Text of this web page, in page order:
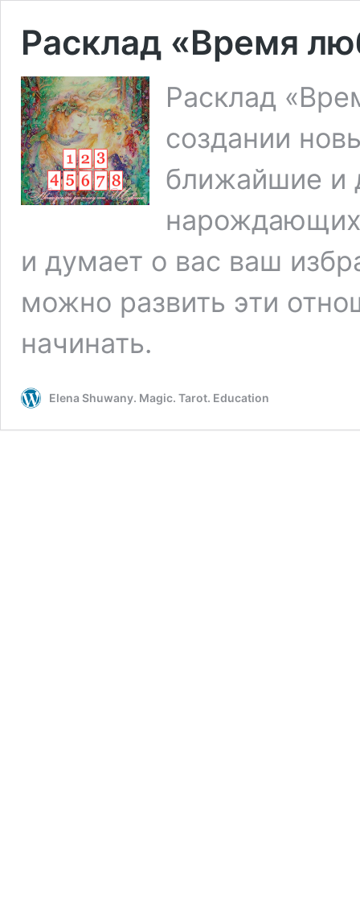
Расклад «Время
Расклад
создании
ближайшие и
и думает о вас ваш
можно развить эти
начинать.
Elena Shuwany. Magic. Tarot. Education